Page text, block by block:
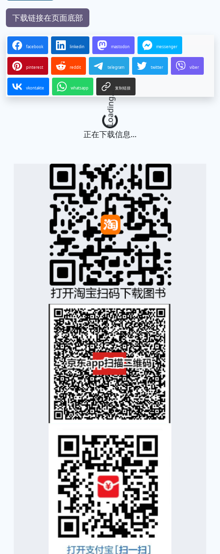
下载链接在页面底部
facebook linkedin mastodon messenger
pinterest reddit telegram twitter viber
vkontakte whatsapp 复制链接
Loading...
正在下载信息...